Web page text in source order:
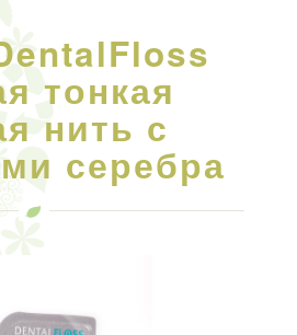
тонкая
нить с
серебра